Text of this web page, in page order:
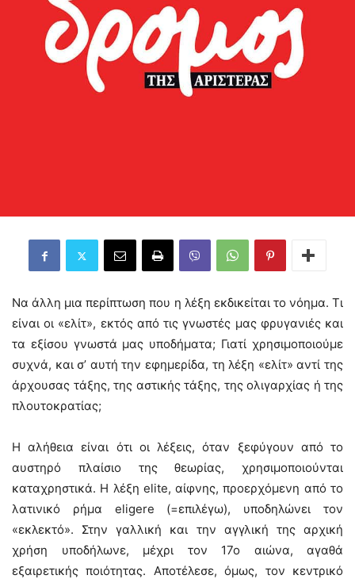
Να άλλη μια περίπτωση που η λέξη εκδικείται το νόημα. Τι
είναι οι «ελίτ», εκτός από τις γνωστές μας φρυγανιές και
τα εξίσου γνωστά μας υποδήματα; Γιατί χρησιμοποιούμε
συχνά, και σ’ αυτή την εφημερίδα, τη λέξη «ελίτ» αντί της
άρχουσας τάξης, της αστικής τάξης, της ολιγαρχίας ή της
πλουτοκρατίας;
Η αλήθεια είναι ότι οι λέξεις, όταν ξεφύγουν από το
αυστηρό πλαίσιο της θεωρίας, χρησιμοποιούνται
καταχρηστικά. Η λέξη elite, αίφνης, προερχόμενη από το
λατινικό ρήμα eligere (=επιλέγω), υποδηλώνει τον
«εκλεκτό». Στην γαλλική και την αγγλική της αρχική
χρήση υποδήλωνε, μέχρι τον 17ο αιώνα, αγαθά
εξαιρετικής ποιότητας. Αποτέλεσε, όμως, τον κεντρικό